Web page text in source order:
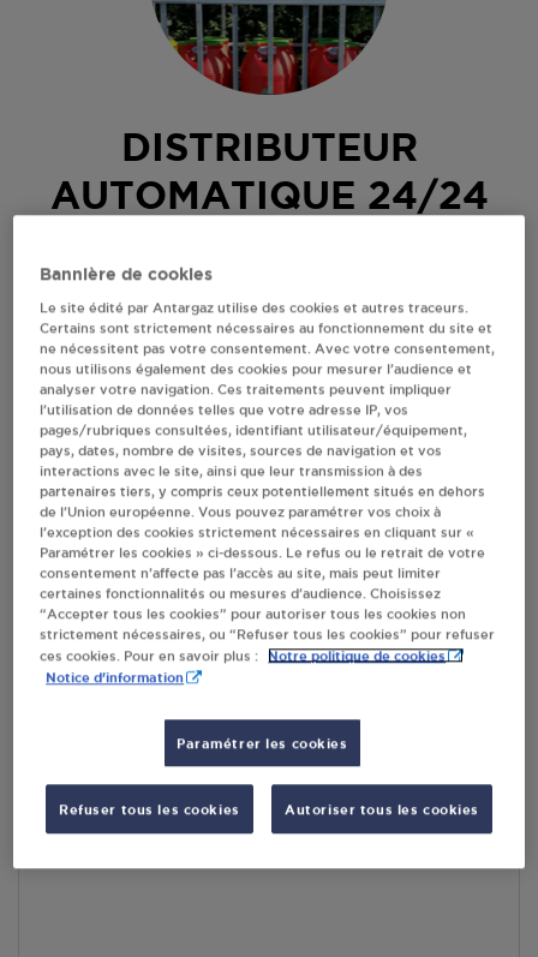
DISTRIBUTEUR
AUTOMATIQUE 24/24
LEZ CAMBRAI
RN43
59554TILLOY LEZ CAMBRAI
Distributeur 24h/24 de bouteilles de gaz
S'Y RENDRE
RECEVOIR LES COORDONNÉES DU REVENDEUR
En cliquant sur « S’y rendre », j’autorise le traitement
d’informations (dont mon adresse IP) et leur transfert hors UE
par Google Maps afin d’afficher la carte.
En savoir plus
Accès
Bannière de cookies
Le site édité par Antargaz utilise des cookies et autres traceurs.
Certains sont strictement nécessaires au fonctionnement du site et
ne nécessitent pas votre consentement. Avec votre consentement,
nous utilisons également des cookies pour mesurer l’audience et
analyser votre navigation. Ces traitements peuvent impliquer
l’utilisation de données telles que votre adresse IP, vos
pages/rubriques consultées, identifiant utilisateur/équipement,
pays, dates, nombre de visites, sources de navigation et vos
interactions avec le site, ainsi que leur transmission à des
partenaires tiers, y compris ceux potentiellement situés en dehors
de l’Union européenne. Vous pouvez paramétrer vos choix à
l’exception des cookies strictement nécessaires en cliquant sur «
Paramétrer les cookies » ci-dessous. Le refus ou le retrait de votre
consentement n’affecte pas l’accès au site, mais peut limiter
certaines fonctionnalités ou mesures d’audience. Choisissez
“Accepter tous les cookies” pour autoriser tous les cookies non
strictement nécessaires, ou “Refuser tous les cookies” pour refuser
ces cookies. Pour en savoir plus :
Notre politique de cookies
Notice d'information
Paramétrer les cookies
Refuser tous les cookies Autoriser tous les cookies